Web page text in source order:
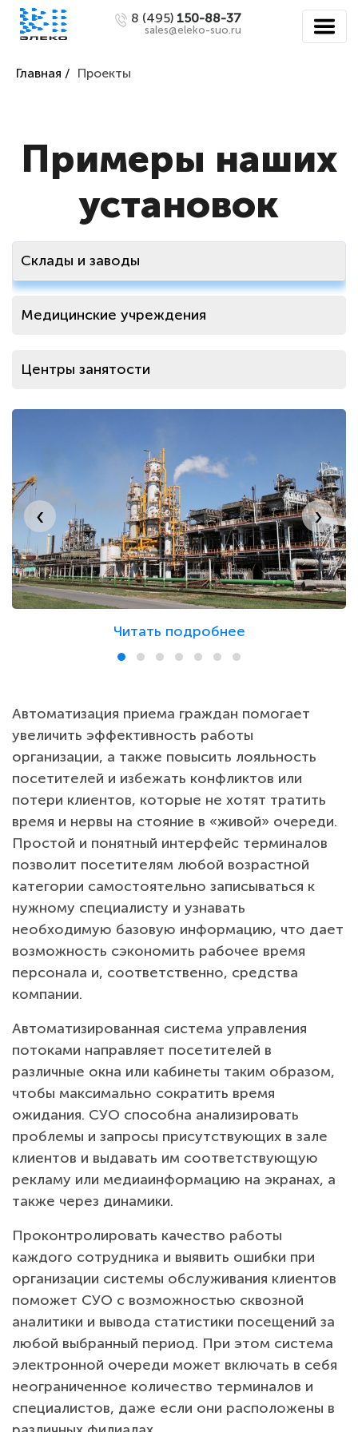
8 (495) 150-88-37
sales@eleko-suo.ru
Главная / Проекты
Примеры наших
установок
Склады и заводы
Медицинские учреждения
Центры занятости
Энергосбытовые компании
Водоканалы
Государственные организации
Расчетные центры и ЖКХ
Читать подробнее
‹ ›
Автоматизация приема граждан помогает
увеличить эффективность работы
организации, а также повысить лояльность
посетителей и избежать конфликтов или
потери клиентов, которые не хотят тратить
время и нервы на стояние в «живой» очереди.
Простой и понятный интерфейс терминалов
позволит посетителям любой возрастной
категории самостоятельно записываться к
нужному специалисту и узнавать
необходимую базовую информацию, что дает
возможность сэкономить рабочее время
персонала и, соответственно, средства
компании.
Автоматизированная система управления
потоками направляет посетителей в
различные окна или кабинеты таким образом,
чтобы максимально сократить время
ожидания. СУО способна анализировать
проблемы и запросы присутствующих в зале
клиентов и выдавать им соответствующую
рекламу или медиаинформацию на экранах, а
также через динамики.
Проконтролировать качество работы
каждого сотрудника и выявить ошибки при
организации системы обслуживания клиентов
поможет СУО с возможностью сквозной
аналитики и вывода статистики посещений за
любой выбранный период. При этом система
электронной очереди может включать в себя
неограниченное количество терминалов и
специалистов, даже если они расположены в